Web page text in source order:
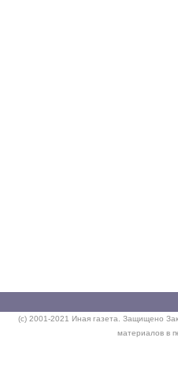
(c) 2001-2021 Иная газета. Защищено
материалов в